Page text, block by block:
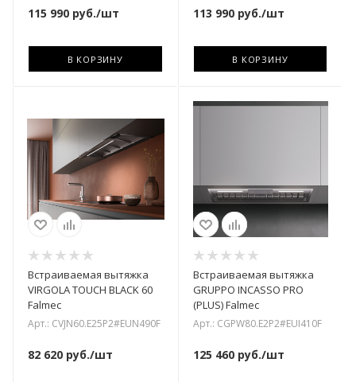
115 990 руб./шт
В КОРЗИНУ
113 990руб./шт
В КОРЗИНУ
Встраиваемая вытяжка
VIRGOLA TOUCH BLACK 60
Falmec
Арт.: CVJN60.E25P2#EUN490F
82 620 руб./шт
Встраиваемая вытяжка
GRUPPO INCASSO PRO
(PLUS) Falmec
Арт.: CGPW80.E2P2#EUI410F
125 460руб./шт